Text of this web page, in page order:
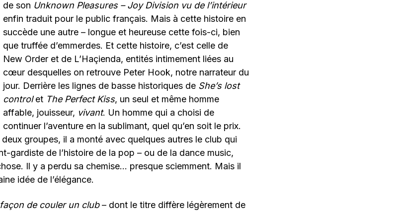
de son Unknown Pleasures – Joy Division vu de l’intérieur
enfin traduit pour le public français. Mais à cette histoire en
succède une autre – longue et heureuse cette fois-ci, bien
que truffée d’emmerdes. Et cette histoire, c’est celle de
New Order et de L’Haçienda, entités intimement liées au
cœur desquelles on retrouve Peter Hook, notre narrateur du
jour. Derrière les lignes de basse historiques de She’s lost
controlet The Perfect Kiss, un seul et même homme
affable, jouisseur, vivant. Un homme qui a choisi de
continuer l’aventure en la sublimant, quel qu’en soit le prix.
groupes, il a monté avec quelques autres le club qui
gardiste de l’histoire de la pop – ou de la dance music,
Il y a perdu sa chemise… presque sciemment. Mais il
idée de l’élégance.
façon de couler un club– dont le titre diffère légèrement de